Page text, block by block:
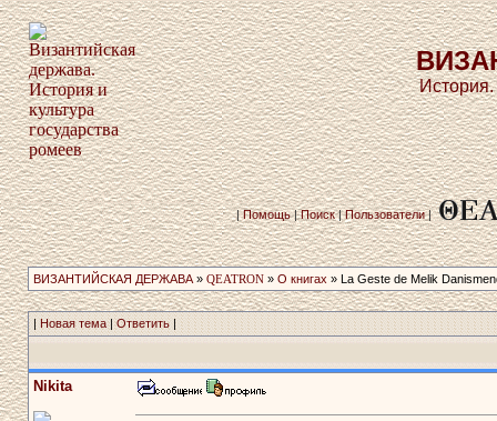
|Помощь|Поиск|Пользователи|
ВИЗАНТИЙСКАЯ ДЕРЖАВА» QEATRON» О книгах » La Geste de Melik
| Новая тема|Ответить|
Nikita